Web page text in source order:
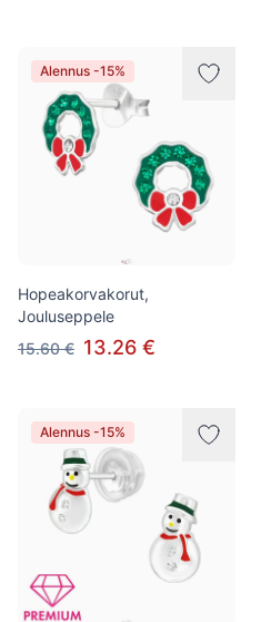
Alennus -15%
Hopeakorvakorut,
Jouluseppele
15.60 € 13.26 €
Alennus -15%